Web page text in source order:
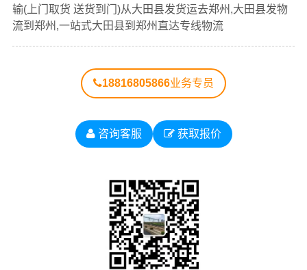
大田县货运 #大田县物流 #郑州物流
输(上门取货 送货到门)从大田县发货运去郑州,大田县发物
流到郑州,一站式大田县到郑州直达专线物流
18816805866业务专员
咨询客服 获取报价